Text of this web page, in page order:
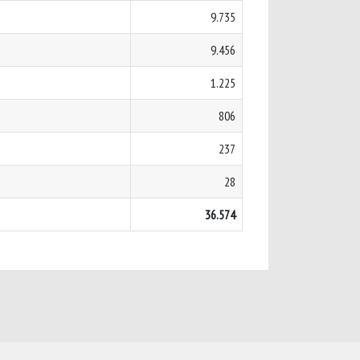
9.735
9.456
1.225
806
237
28
36.574